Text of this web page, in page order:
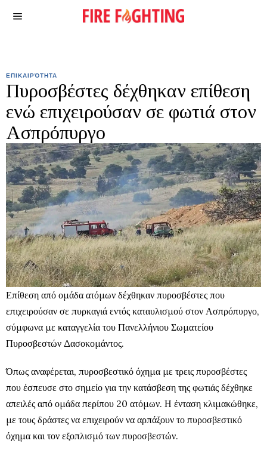
ΕΠΙΚΑΙΡΌΤΗΤΑ
Πυροσβέστες δέχθηκαν επίθεση
ενώ επιχειρούσαν σε φωτιά στον
Ασπρόπυργο
Επίθεση από ομάδα ατόμων δέχθηκαν πυροσβέστες που
επιχειρούσαν σε πυρκαγιά εντός καταυλισμού στον Ασπρόπυργο,
σύμφωνα με καταγγελία του Πανελλήνιου Σωματείου
Πυροσβεστών Δασοκομάντος.
Όπως αναφέρεται, πυροσβεστικό όχημα με τρεις πυροσβέστες
που έσπευσε στο σημείο για την κατάσβεση της φωτιάς δέχθηκε
απειλές από ομάδα περίπου 20 ατόμων. Η ένταση κλιμακώθηκε,
με τους δράστες να επιχειρούν να αρπάξουν το πυροσβεστικό
όχημα και τον εξοπλισμό των πυροσβεστών.